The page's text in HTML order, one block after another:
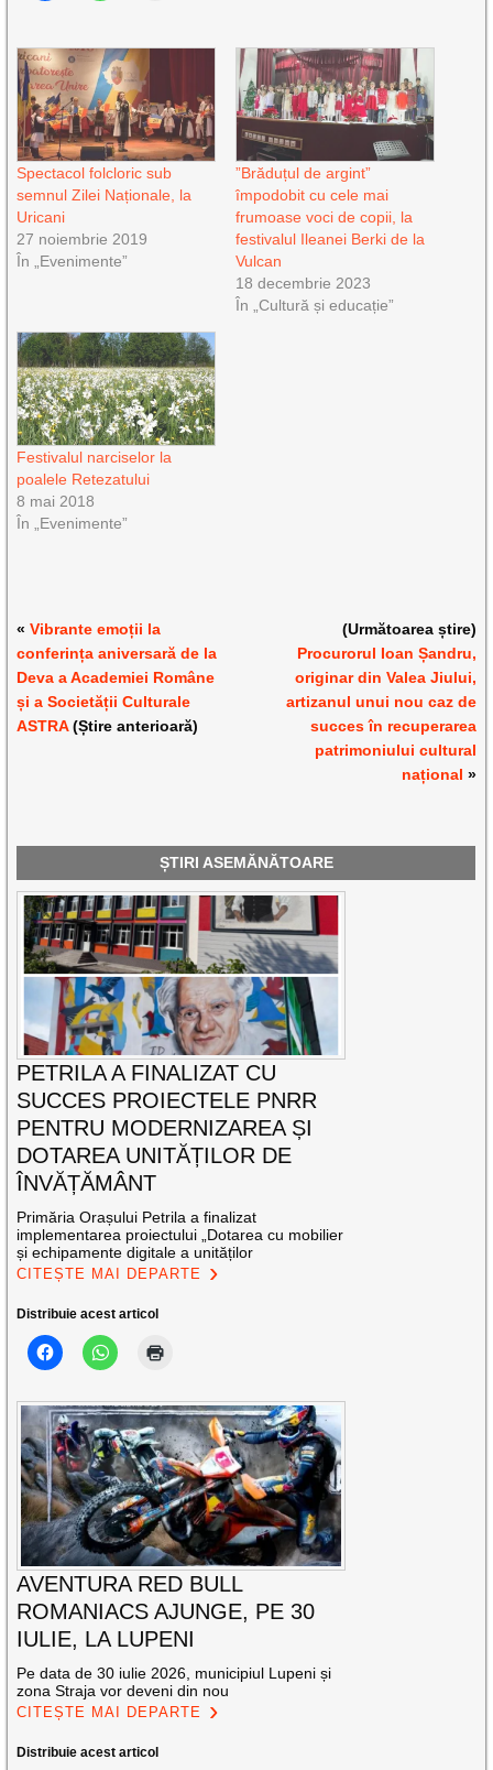
Spectacol folcloric sub
semnul Zilei Naționale, la
Uricani
27 noiembrie 2019
În „Evenimente”
”Brăduțul de argint”
împodobit cu cele mai
frumoase voci de copii, la
festivalul Ileanei Berki de la
Vulcan
18 decembrie 2023
În „Cultură și educație”
Festivalul narciselor la
poalele Retezatului
8 mai 2018
În „Evenimente”
«Vibrante emoții la
conferința aniversară de la
Deva a Academiei Române
și a Societății Culturale
ASTRA(Știre anterioară)
(Următoarea știre)
Procurorul Ioan Șandru,
originar din Valea Jiului,
artizanul unui nou caz de
succes în recuperarea
patrimoniului cultural
național »
ȘTIRI ASEMĂNĂTOARE
PETRILA A FINALIZAT CU
SUCCES PROIECTELE PNRR
PENTRU MODERNIZAREA ȘI
DOTAREA UNITĂȚILOR DE
ÎNVĂȚĂMÂNT
Primăria Orașului Petrila a finalizat
implementarea proiectului „Dotarea cu mobilier
și echipamente digitale a unităților
CITEȘTE MAI DEPARTE
Distribuie acest articol
AVENTURA RED BULL
ROMANIACS AJUNGE, PE 30
IULIE, LA LUPENI
Pe data de 30 iulie 2026, municipiul Lupeni și
zona Straja vor deveni din nou
CITEȘTE MAI DEPARTE
Distribuie acest articol